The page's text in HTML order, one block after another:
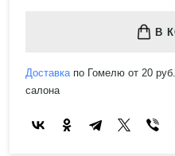
В
Доставкапо Гомелю от 20
салона